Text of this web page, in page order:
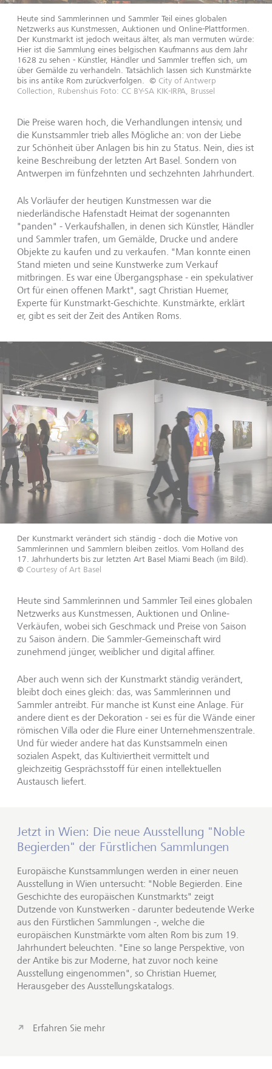
Heute sind Sammlerinnen und Sammler Teil eines globalen
Netzwerks aus Kunstmessen, Auktionen und Online-Plattformen.
Der Kunstmarkt ist jedoch weitaus älter, als man vermuten würde:
Hier ist die Sammlung eines belgischen Kaufmanns aus dem Jahr
1628 zu sehen - Künstler, Händler und Sammler treffen sich, um
über Gemälde zu verhandeln. Tatsächlich lassen sich Kunstmärkte
bis ins antike Rom zurückverfolgen.
© City of Antwerp
Collection, Rubenshuis Foto: CC BY-SA KIK-IRPA, Brussel
Die Preise waren hoch, die Verhandlungen intensiv, und
die Kunstsammler trieb alles Mögliche an: von der Liebe
zur Schönheit über Anlagen bis hin zu Status. Nein, dies ist
keine Beschreibung der letzten Art Basel. Sondern von
Antwerpen im fünfzehnten und sechzehnten Jahrhundert.
Als Vorläufer der heutigen Kunstmessen war die
niederländische Hafenstadt Heimat der sogenannten
"panden" - Verkaufshallen, in denen sich Künstler, Händler
und Sammler trafen, um Gemälde, Drucke und andere
Objekte zu kaufen und zu verkaufen. "Man konnte einen
Stand mieten und seine Kunstwerke zum Verkauf
mitbringen. Es war eine Übergangsphase - ein spekulativer
Ort für einen offenen Markt", sagt Christian Huemer,
Experte für Kunstmarkt-Geschichte. Kunstmärkte, erklärt
er, gibt es seit der Zeit des Antiken Roms.
Der Kunstmarkt verändert sich ständig - doch die Motive von
Sammlerinnen und Sammlern bleiben zeitlos. Vom Holland des
17. Jahrhunderts bis zur letzten Art Basel Miami Beach (im Bild).
© Courtesy of Art Basel
Heute sind Sammlerinnen und Sammler Teil eines globalen
Netzwerks aus Kunstmessen, Auktionen und Online-
Verkäufen, wobei sich Geschmack und Preise von Saison
zu Saison ändern. Die Sammler-Gemeinschaft wird
zunehmend jünger, weiblicher und digital affiner.
Aber auch wenn sich der Kunstmarkt ständig verändert,
bleibt doch eines gleich: das, was Sammlerinnen und
Sammler antreibt. Für manche ist Kunst eine Anlage. Für
andere dient es der Dekoration - sei es für die Wände einer
römischen Villa oder die Flure einer Unternehmenszentrale.
Und für wieder andere hat das Kunstsammeln einen
sozialen Aspekt, das Kultiviertheit vermittelt und
gleichzeitig Gesprächsstoff für einen intellektuellen
Austausch liefert.
Jetzt in Wien: Die neue Ausstellung "Noble
Begierden" der Fürstlichen Sammlungen
Europäische Kunstsammlungen werden in einer neuen
Ausstellung in Wien untersucht: "Noble Begierden. Eine
Geschichte des europäischen Kunstmarkts" zeigt
Dutzende von Kunstwerken - darunter bedeutende Werke
aus den Fürstlichen Sammlungen -, welche die
europäischen Kunstmärkte vom alten Rom bis zum 19.
Jahrhundert beleuchten. "Eine so lange Perspektive, von
der Antike bis zur Moderne, hat zuvor noch keine
Ausstellung eingenommen", so Christian Huemer,
Herausgeber des Ausstellungskatalogs.
Erfahren Sie mehr